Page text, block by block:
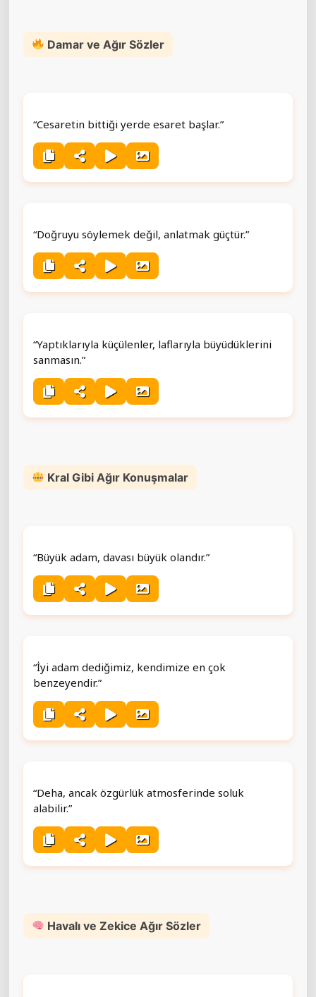
Damar ve Ağır Sözler
“Cesaretin bittiği yerde esaret başlar.”
“Doğruyu söylemek değil, anlatmak güçtür.”
“Yaptıklarıyla küçülenler, laflarıyla büyüdüklerini
sanmasın.”
Kral Gibi Ağır Konuşmalar
“Büyük adam, davası büyük olandır.”
“İyi adam dediğimiz, kendimize en çok
benzeyendir.”
“Deha, ancak özgürlük atmosferinde soluk
alabilir.”
Havalı ve Zekice Ağır Sözler